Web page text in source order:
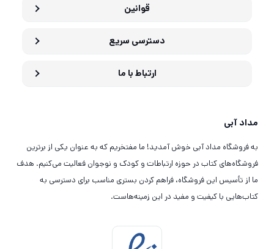
قوانین
دسترسی سریع
ارتباط با ما
مداد آبی
به فروشگاه مداد آبی خوش آمدید! ما مفتخریم که به عنوان یکی از برترین
فروشگاه‌های کتاب در حوزه ارتباطات و کودک و نوجوان فعالیت می‌کنیم. هدف
ما از تأسیس این فروشگاه، فراهم کردن بستری مناسب برای دسترسی به
کتاب‌هایی با کیفیت و مفید در این زمینه‌هاست.